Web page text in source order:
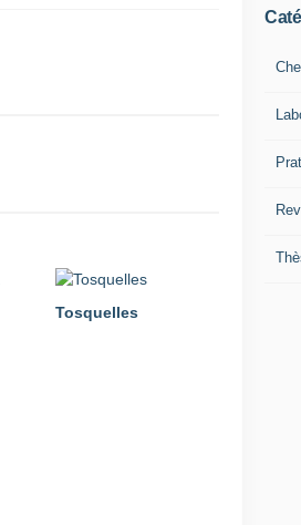
Tosquelles